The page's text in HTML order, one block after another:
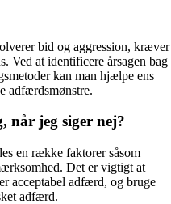
bid og aggression, kræver
Ved at identificere årsagen bag
kan man hjælpe ens
adfærdsmønstre.
når jeg siger nej?
en række faktorer såsom
Det er vigtigt at
acceptabel adfærd, og bruge
adfærd.